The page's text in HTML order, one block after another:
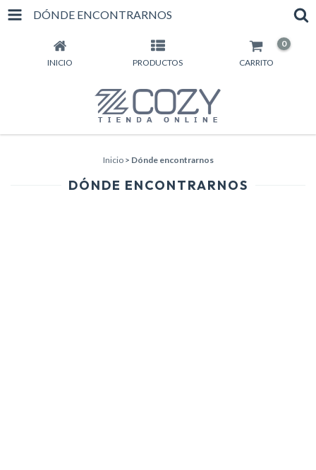
DÓNDE ENCONTRARNOS
INICIO PRODUCTOS CARRITO
0
Inicio > Dónde encontrarnos
DÓNDE ENCONTRARNOS